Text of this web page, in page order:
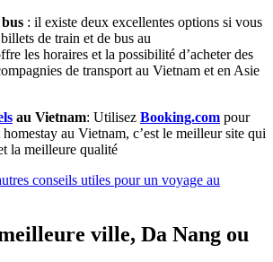
: il existe deux excellentes options si vous
de train et de bus au
les horaires et la possibilité d’acheter des
de transport au Vietnam et en Asie
au Vietnam: Utilisez Booking.com pour
au Vietnam, c’est le meilleur site qui
la meilleure qualité
conseils utiles pour un voyage au
ville, Da Nang ou